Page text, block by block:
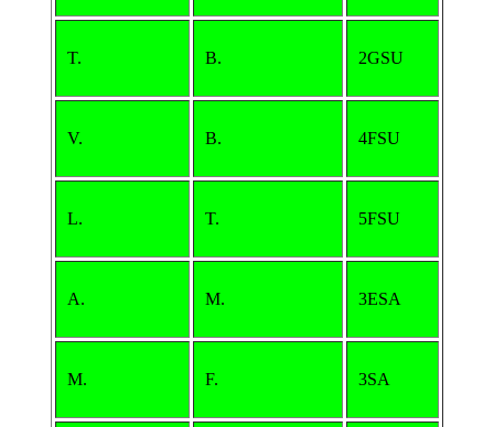
T. B. 2GSU
V. B. 4FSU
L. T. 5FSU
A. M. 3ESA
M. F. 3SA